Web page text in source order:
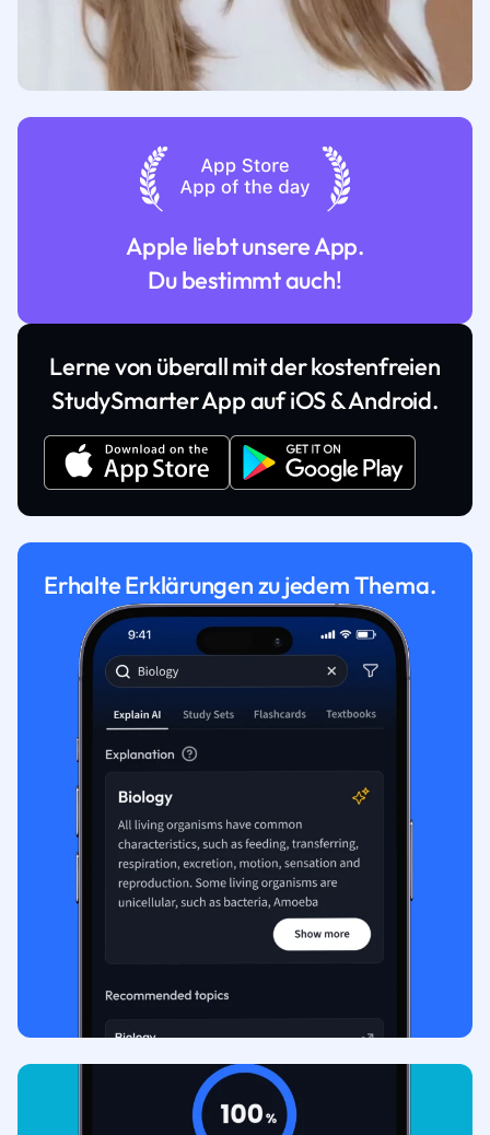
Apple liebt unsere App.
Du bestimmt auch!
Lerne von überall mit der kostenfreien
StudySmarter App auf iOS & Android.
Erhalte Erklärungen zu jedem Thema.